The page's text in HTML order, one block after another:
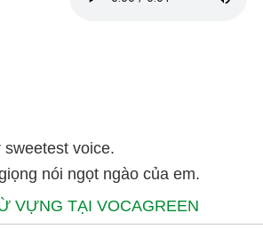
sweetest voice.
nói ngọt ngào của em.
VỰNG TẠI VOCAGREEN